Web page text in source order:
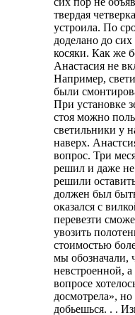
твердая
устроила. По
доделано до
косяки. Как же
Анастасия не
Например,
были
При установке
стоя можно
светильники у
наверх.
вопрос. Три
решил и даже не
решили
должен был
оказался с
перевезти
увозить
стоимостью
мы обозначали,
невстроенной,
вопросе
досмотрела»,
добьешься. . .